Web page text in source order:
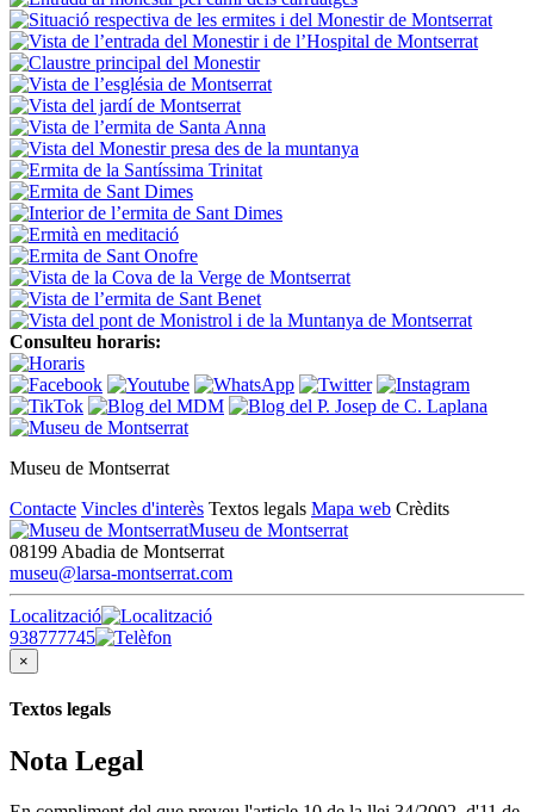
Consulteu horaris:
Museu de Montserrat
Contacte Vincles d'interès Textos legals Mapa web Crèdits
Museu de Montserrat
08199 Abadia de Montserrat
museu@larsa-montserrat.com
Localització
938777745
×
Textos legals
Nota Legal